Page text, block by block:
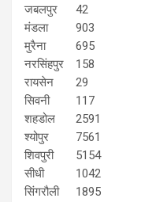
जबलपुर
42
मंडला
903
मुरैना
695
नरसिंहपुर
158
रायसेन
29
सिवनी
117
शहडोल
2591
श्योपुर
7561
शिवपुरी
5154
सीधी
1042
सिंगरौली
1895